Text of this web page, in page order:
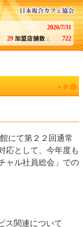
2026/7/31
29
722
にて第２２回通常
応として、今年度も
ャル社員総会」での
ス関連について